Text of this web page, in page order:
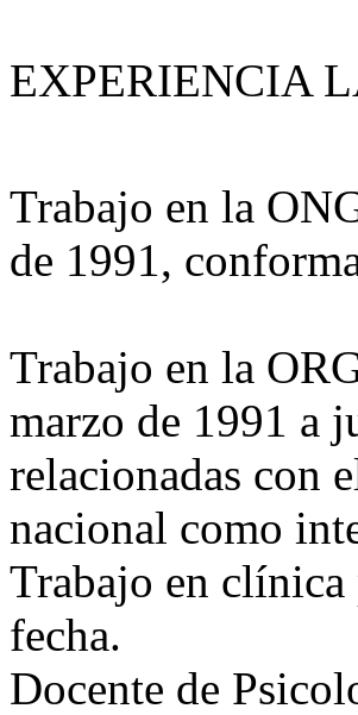
EXPERIENCIA
Trabajo en la
de 1991,
Trabajo en la
marzo de 1991 a
relacionadas con
nacional como
Trabajo en
fecha.
Docente de